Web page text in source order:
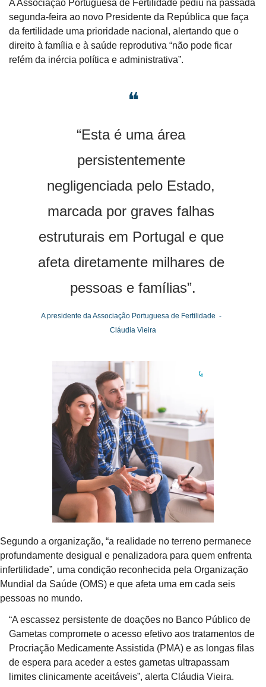
A Associação Portuguesa de Fertilidade pediu na passada
segunda-feira ao novo Presidente da República que faça
da fertilidade uma prioridade nacional, alertando que o
direito à família e à saúde reprodutiva “não pode ficar
refém da inércia política e administrativa”.
❝
“Esta é uma área
persistentemente
negligenciada pelo Estado,
marcada por graves falhas
estruturais em Portugal e que
afeta diretamente milhares de
pessoas e famílias”.
A presidente da Associação Portuguesa de Fertilidade  -
Cláudia Vieira
Segundo a organização, “a realidade no terreno permanece
profundamente desigual e penalizadora para quem enfrenta
infertilidade”, uma condição reconhecida pela Organização
Mundial da Saúde (OMS) e que afeta uma em cada seis
pessoas no mundo.
“A escassez persistente de doações no Banco Público de
Gametas compromete o acesso efetivo aos tratamentos de
Procriação Medicamente Assistida (PMA) e as longas filas
de espera para aceder a estes gametas ultrapassam
limites clinicamente aceitáveis”, alerta Cláudia Vieira.